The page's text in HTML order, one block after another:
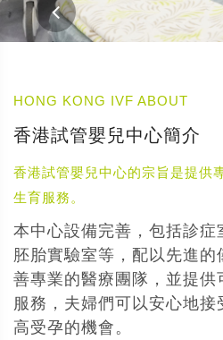
HONG KONG IVF ABOUT
香港試管嬰兒中心簡介
香港試管嬰兒中心的宗旨是提供
生育服務。
本中心設備完善，包括診症
胚胎實驗室等，配以先進
善專業的醫療團隊，並提供
服務，夫婦們可以安心地
高受孕的機會。